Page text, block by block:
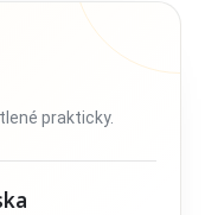
prakticky.